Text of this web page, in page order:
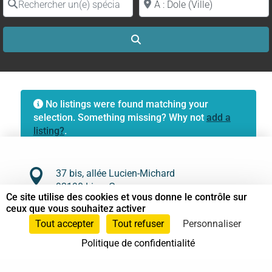
No listings were found matching your
selection. Something missing? Why not add a
listing?.

37 bis, allée Lucien-Michard
93190 Livry-Gargan
 06 61 87 28 09
Nous contacter
Ce site utilise des cookies et vous donne le contrôle sur
ceux que vous souhaitez activer
Tout accepter
Tout refuser
Personnaliser
Politique de confidentialité